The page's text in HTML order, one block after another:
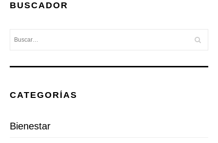
BUSCADOR
CATEGORÍAS
Bienestar